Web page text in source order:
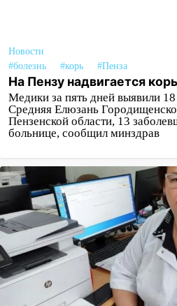
Новости
#болезнь
#корь #Пенза
На Пензу надвигается корь
Медики за пять дней выявили 18
Средняя Елюзань
Пензенской области, 13
больнице, сообщил минздрав